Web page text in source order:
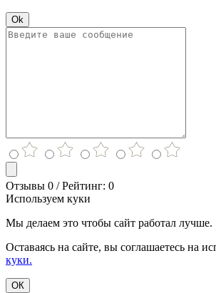
Ok
Отзывы 0 / Рейтинг: 0
Используем куки
Мы делаем это чтобы сайт работал лучше.
Оставаясь на сайте, вы соглашаетесь на
куки.
ОК